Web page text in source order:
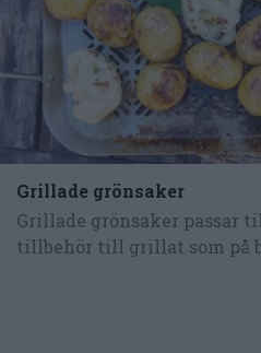
Grillade grönsaker
Grillade grönsaker passar
tillbehör till grillat som på